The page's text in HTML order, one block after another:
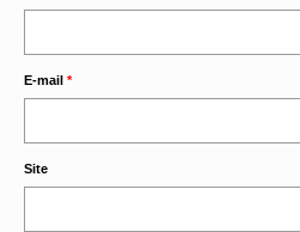
E-mail *
Site